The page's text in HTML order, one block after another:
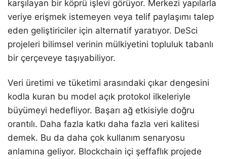
karşılayan bir köprü işlevi görüyor. Merkezi yapılarla
veriye erişmek istemeyen veya telif paylaşımı talep
eden geliştiriciler için alternatif yaratıyor. DeSci
projeleri bilimsel verinin mülkiyetini topluluk tabanlı
bir çerçeveye taşıyabiliyor.
Veri üretimi ve tüketimi arasındaki çıkar dengesini
kodla kuran bu model açık protokol ilkeleriyle
büyümeyi hedefliyor. Başarı ağ etkisiyle doğru
orantılı. Daha fazla katkı daha fazla veri kalitesi
demek. Bu da daha çok kullanım senaryosu
anlamına geliyor. Blockchain içi şeffaflık projede